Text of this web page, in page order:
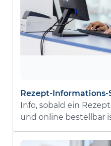
Rezept-Informations-
Info, sobald ein
und online bestellbar